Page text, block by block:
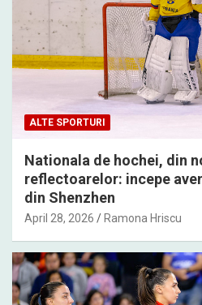
ALTE SPORTURI
Nationala de hochei, din
reflectoarelor: incepe
din Shenzhen
April 28, 2026 Ramona Hriscu